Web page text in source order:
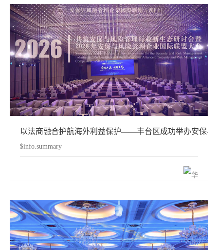
以法商融合护航海外利益保护——丰台区成功举办安保与
$info.summary